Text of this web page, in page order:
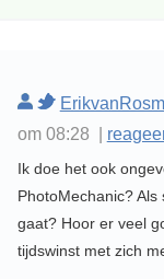
om 08:28 |
Ik doe het ook
PhotoMechanic?
gaat? Hoor er veel
tijdswinst met zich